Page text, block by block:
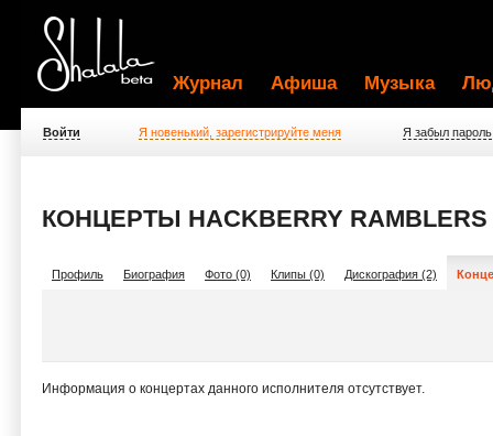
Журнал Афиша Музыка
Войти Я новенький, зарегистрируйте меня Я забыл пароль
КОНЦЕРТЫ HACKBERRY RAMBLERS
Профиль Биография Фото (0) Клипы (0) Дискография (2)
Информация о концертах данного исполнителя отсутствует.